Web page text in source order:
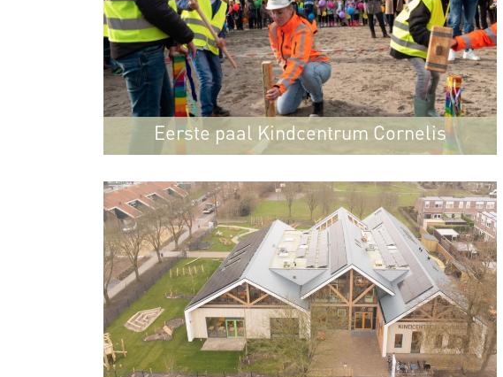
Eerste paal Kindcentrum Cornelis